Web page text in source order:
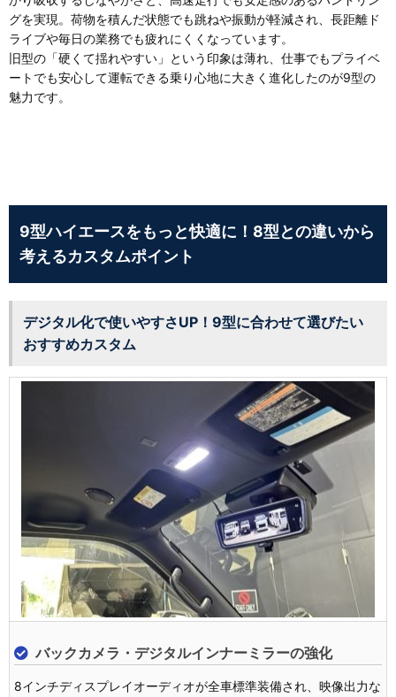
グを実現。荷物を積んだ状態でも跳ねや振動が軽減され、長距離ド
ライブや毎日の業務でも疲れにくくなっています。
旧型の「硬くて揺れやすい」という印象は薄れ、仕事でもプライベ
ートでも安心して運転できる乗り心地に大きく進化したのが9型の
魅力です。
9型ハイエースをもっと快適に！8型との違いから
考えるカスタムポイント
デジタル化で使いやすさUP！9型に合わせて選びたい
おすすめカスタム
バックカメラ・デジタルインナーミラーの強化
8インチディスプレイオーディオが全車標準装備され、映像出力な